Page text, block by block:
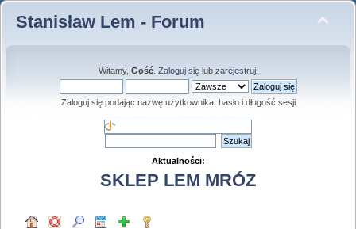
Stanisław Lem - Forum
Witamy, Gość. Zaloguj sięlub zarejestruj.
Zaloguj się podając nazwę użytkownika, hasło i długość sesji
Aktualności:
SKLEP LEM MRÓZ